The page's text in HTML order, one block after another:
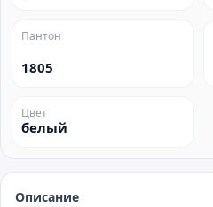
Пантон
1805
Цвет
белый
Описание